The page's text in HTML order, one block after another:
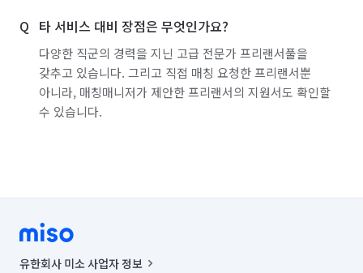
타 서비스 대비 장점은 무엇인가요?
다양한 직군의 경력을 지닌 고급 전문가 프리랜서풀을
갖추고 있습니다. 그리고 직접 매칭 요청한 프리랜서뿐
아니라, 매칭매니저가 제안한 프리랜서의 지원서도 확인할
수 있습니다.
유한회사 미소 사업자 정보